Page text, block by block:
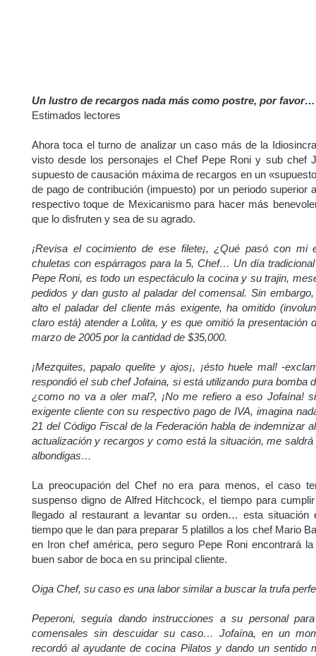
Un lustro de recargos nada más como postre, por favor…
Estimados lectores
Ahora toca el turno de analizar un caso más de la
visto desde los personajes el Chef Pepe Roni y sub chef
supuesto de causación máxima de recargos en un
de pago de contribución (impuesto) por un periodo superior
respectivo toque de Mexicanismo para hacer más
que lo disfruten y sea de su agrado.
¡Revisa el cocimiento de ese filete¡, ¿Qué pasó con mi
chuletas con espárragos para la 5, Chef… Un día
Pepe Roni, es todo un espectáculo la cocina y su trajin,
pedidos y dan gusto al paladar del comensal. Sin
alto el paladar del cliente más exigente, ha omitido
claro está) atender a Lolita, y es que omitió la presentación
marzo de 2005 por la cantidad de $35,000.
¡Mezquites, papalo quelite y ajos¡, ¡ésto huele mal! -
respondió el sub chef Jofaina, si está utilizando pura bomba
¿como no va a oler mal?, ¡No me refiero a eso Jofaína!
exigente cliente con su respectivo pago de IVA, imagina
21 del Código Fiscal de la Federación habla de indemnizar
actualización y recargos y como está la situación, me
albondigas…
La preocupación del Chef no era para menos, el caso
suspenso digno de Alfred Hitchcock, el tiempo para
llegado al restaurant a levantar su orden… esta situación
tiempo que le dan para preparar 5 platillos a los chef Mario
en Iron chef américa, pero seguro Pepe Roni encontrará
buen sabor de boca en su principal cliente.
Oiga Chef, su caso es una labor similar a buscar la trufa
Peperoni, seguía dando instrucciones a su personal
comensales sin descuidar su caso… Jofaína, en un
recordó al ayudante de cocina Pilatos y dando un sentido